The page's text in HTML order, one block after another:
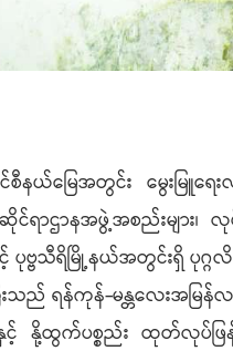
နယ်မြေအတွင်း မွေးမြူရေ
င်ရာဌာနအဖွဲ့အစည်းများ၊
ဗ္ဗသီရိမြို့နယ်အတွင်းရှိ ပုဂ္ဂ
ည် ရန်ကုန်-မန္တလေးအမြန်လမ်း
နှင့် နို့ထွက်ပစ္စည်း ထုတ်လုပ်ဖြ